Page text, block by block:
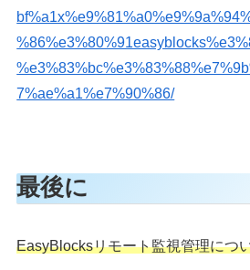
7%ae%a1%e7%90%86/
最後に
EasyBlocksリモート監視管理につ